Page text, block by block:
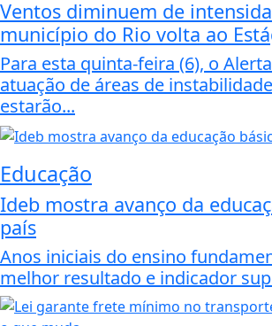
Ventos diminuem de
município do Rio volta ao
Para esta quinta-feira (6), o
atuação de áreas de
estarão...
Educação
Ideb mostra avanço da
país
Anos iniciais do ensino
melhor resultado e indicador